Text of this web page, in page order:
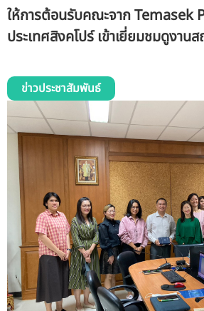
บุคลากรสถาบัน
รับข้อร้องเรียนและข้อเสนอแนะ
ระบบสารสนเทศ (ใน)
ติดต่อเรา
สายตรงผู้บริหาร
ให้การต้อนรับคณะจาก Temasek
ประเทศสิงคโปร์ เข้าเยี่ยมชมดูงาน
ข่าวประชาสัมพันธ์